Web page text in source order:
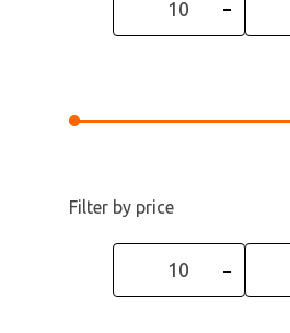
Filter by price